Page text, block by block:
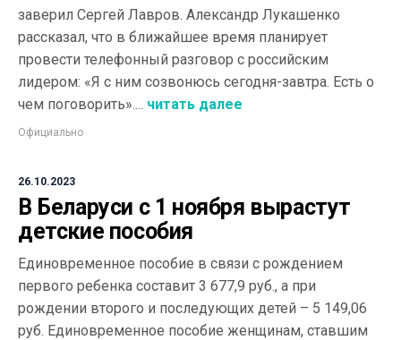
заверил Сергей Лавров. Александр Лукашенко
рассказал, что в ближайшее время планирует
провести телефонный разговор с российским
лидером: «Я с ним созвонюсь сегодня-завтра. Есть о
чем поговорить».... читать далее
Официально
26.10.2023
В Беларуси с 1 ноября вырастут
детские пособия
Единовременное пособие в связи с рождением
первого ребенка составит 3 677,9 руб., а при
рождении второго и последующих детей – 5 149,06
руб. Единовременное пособие женщинам, ставшим